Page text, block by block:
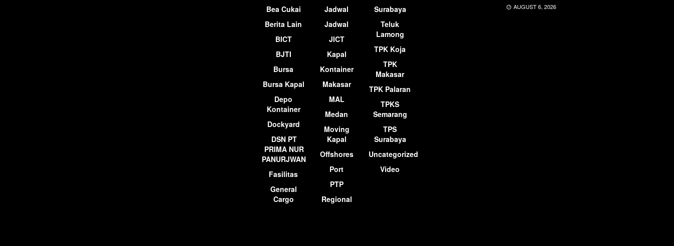
Bea Cukai
Berita Lain
BICT
BJTI
Bursa
Bursa Kapal
Depo
Kontainer
Dockyard
DSN PT
PRIMA NUR
PANURJWAN
Fasilitas
General
Cargo
Jadwal
Jadwal
JICT
Kapal
Kontainer
Makasar
MAL
Medan
Moving
Kapal
Offshores
Port
PTP
Regional
Surabaya
Teluk
Lamong
TPK Koja
TPK
Makasar
TPK Palaran
TPKS
Semarang
TPS
Surabaya
Uncategorized
Video
AUGUST 6, 2026